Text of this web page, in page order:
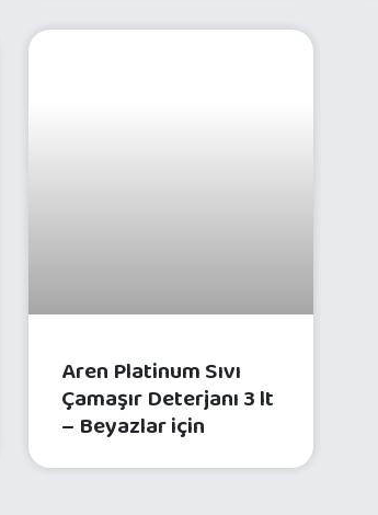
Aren Platinum Sıvı
Çamaşır Deterjanı 3 lt
– Beyazlar için